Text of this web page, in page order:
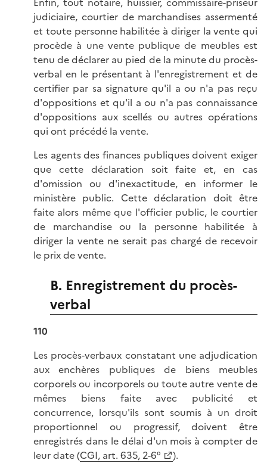
judiciaire, courtier de marchandises assermenté
et toute personne habilitée à diriger la vente qui
procède à une vente publique de meubles est
tenu de déclarer au pied de la minute du procès-
verbal en le présentant à l'enregistrement et de
certifier par sa signature qu'il a ou n'a pas reçu
d'oppositions et qu'il a ou n'a pas connaissance
d'oppositions aux scellés ou autres opérations
qui ont précédé la vente.
Les agents des finances publiques doivent exiger
que cette déclaration soit faite et, en cas
d'omission ou d'inexactitude, en informer le
ministère public. Cette déclaration doit être
faite alors même que l'officier public, le courtier
de marchandise ou la personne habilitée à
diriger la vente ne serait pas chargé de recevoir
le prix de vente.
B. Enregistrement du procès-
verbal
110
Les procès-verbaux constatant une adjudication
aux enchères publiques de biens meubles
corporels ou incorporels ou toute autre vente de
mêmes biens faite avec publicité et
concurrence, lorsqu'ils sont soumis à un droit
proportionnel ou progressif, doivent être
enregistrés dans le délai d'un mois à compter de
leur date (CGI, art. 635, 2-6°
).